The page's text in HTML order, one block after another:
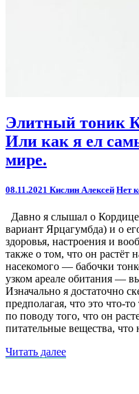
Элитный
тоник
Кордицепс
Синенсис.
Или
я
самый
дорогой
гриб
в
мире.
Элитный тоник
Или как я ел
мире.
08.11.2021 Кислин Алексей Нет
Давно я слышал о
вариант Ярцагумбда) и о
здоровья, настроения и
также о том, что он растёт
насекомого — бабочки
узком ареале обитания —
Изначально я достаточно
предполагая, что это что-
по поводу того, что он
питательные вещества,
Читать далееЧитать